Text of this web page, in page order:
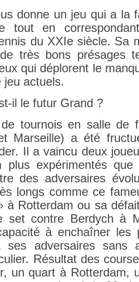
donne un jeu qui a la
tout en
du XXIe siècle. Sa
très bons présages
qui déplorent le
jeu ac­tuels.
il le futur Grand ?
tour­nois en salle de
Mar­seil­le) a été
Il a vain­cu deux
plus ex­périmentés
des ad­versaires
longs comme ce
à Rot­terdam ou sa
set con­tre Be­rdych à
à enchaîner les
ad­versaires sans
Résul­tat des
un quart à Rot­terdam,